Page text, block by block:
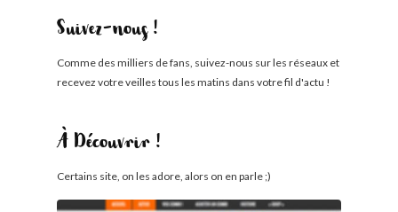
Suivez-nous !
Comme des milliers de fans, suivez-nous sur les réseaux et
recevez votre veilles tous les matins dans votre fil d'actu !
À Découvrir !
Certains site, on les adore, alors on en parle ;)